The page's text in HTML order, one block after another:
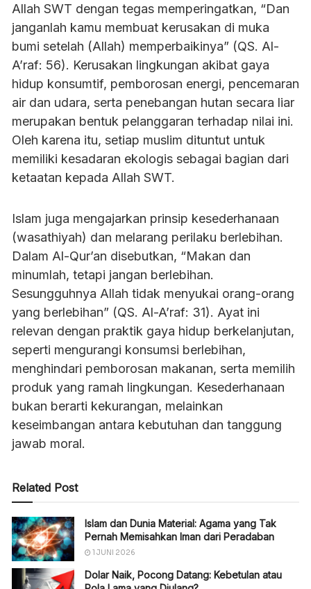
Allah SWT dengan tegas memperingatkan, “Dan
janganlah kamu membuat kerusakan di muka
bumi setelah (Allah) memperbaikinya” (QS. Al-
A’raf: 56). Kerusakan lingkungan akibat gaya
hidup konsumtif, pemborosan energi, pencemaran
air dan udara, serta penebangan hutan secara liar
merupakan bentuk pelanggaran terhadap nilai ini.
Oleh karena itu, setiap muslim dituntut untuk
memiliki kesadaran ekologis sebagai bagian dari
ketaatan kepada Allah SWT.
Islam juga mengajarkan prinsip kesederhanaan
(wasathiyah) dan melarang perilaku berlebihan.
Dalam Al-Qur’an disebutkan, “Makan dan
minumlah, tetapi jangan berlebihan.
Sesungguhnya Allah tidak menyukai orang-orang
yang berlebihan” (QS. Al-A’raf: 31). Ayat ini
relevan dengan praktik gaya hidup berkelanjutan,
seperti mengurangi konsumsi berlebihan,
menghindari pemborosan makanan, serta memilih
produk yang ramah lingkungan. Kesederhanaan
bukan berarti kekurangan, melainkan
keseimbangan antara kebutuhan dan tanggung
jawab moral.
Related Post
Islam dan Dunia Material: Agama yang Tak
Pernah Memisahkan Iman dari Peradaban
1 JUNI 2026
Dolar Naik, Pocong Datang: Kebetulan atau